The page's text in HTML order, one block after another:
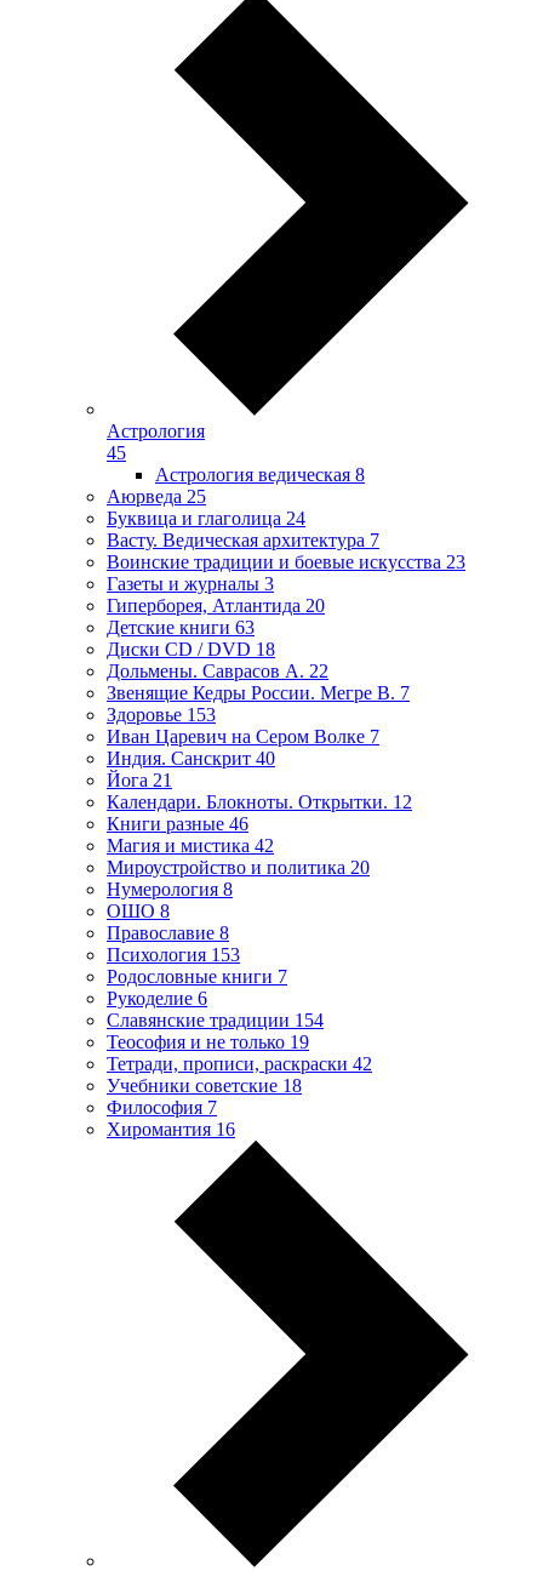
Астрология
45
Астрология ведическая 8
Аюрведа 25
Буквица и глаголица 24
Васту. Ведическая архитектура 7
Воинские традиции и боевые искусства 23
Газеты и журналы 3
Гиперборея, Атлантида 20
Детские книги 63
Диски CD / DVD 18
Дольмены. Саврасов А. 22
Звенящие Кедры России. Мегре В. 7
Здоровье 153
Иван Царевич на Сером Волке 7
Индия. Санскрит 40
Йога 21
Календари. Блокноты. Открытки. 12
Книги разные 46
Магия и мистика 42
Мироустройство и политика 20
Нумерология 8
ОШО 8
Православие 8
Психология 153
Родословные книги 7
Рукоделие 6
Славянские традиции 154
Теософия и не только 19
Тетради, прописи, раскраски 42
Учебники советские 18
Философия 7
Хиромантия 16